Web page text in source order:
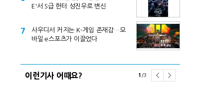
E'서 S급 헌터 성진우로 변신
7
사우디서 커지는 K-게임 존재감…모
바일·e스포츠가 이끌었다
이런기사 어때요? 1 /3